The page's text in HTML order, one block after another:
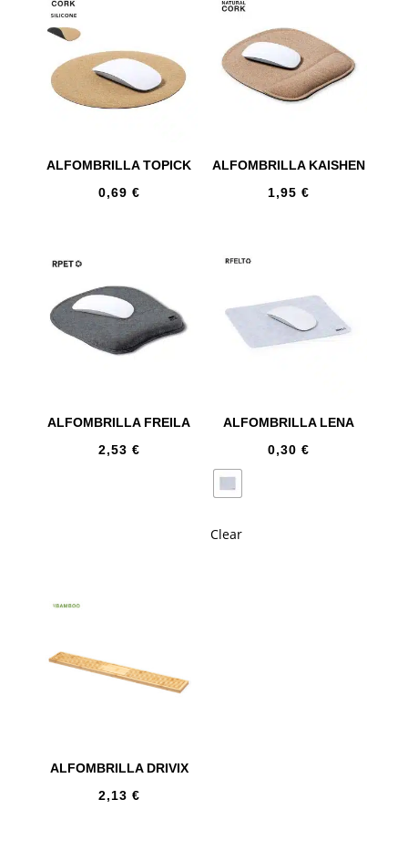
ALFOMBRILLA TOPICK
0,69 €
ALFOMBRILLA KAISHEN
1,95€
ALFOMBRILLA FREILA
2,53 €
ALFOMBRILLA LENA
0,30€
Clear
ALFOMBRILLA DRIVIX
2,13 €